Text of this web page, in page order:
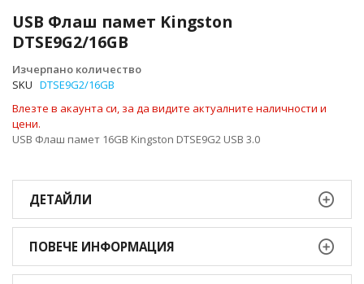
USB Флаш памет Kingston
DTSE9G2/16GB
Изчерпано количество
SKU DTSE9G2/16GB
Влезте в акаунта си, за да видите актуалните наличности и
цени.
USB Флаш памет 16GB Kingston DTSE9G2 USB 3.0
към
началото
на
галерия
със
ДЕТАЙЛИ
ПОВЕЧЕ ИНФОРМАЦИЯ